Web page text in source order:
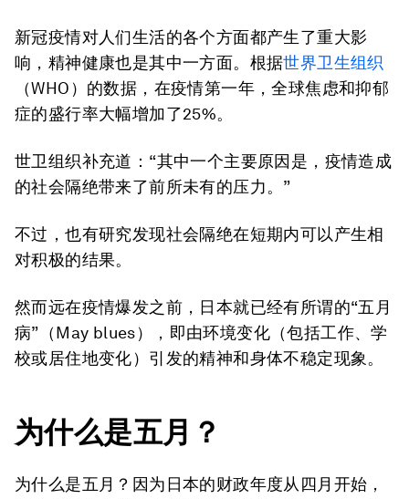
新冠疫情对人们生活的各个方面都产生了重大影
响，精神健康也是其中一方面。根据世界卫生组织
（WHO）的数据，在疫情第一年，全球焦虑和抑郁
症的盛行率大幅增加了25%。
世卫组织补充道：“其中一个主要原因是，疫情造成
的社会隔绝带来了前所未有的压力。”
不过，也有研究发现社会隔绝在短期内可以产生相
对积极的结果。
然而远在疫情爆发之前，日本就已经有所谓的“五月
病”（May blues），即由环境变化（包括工作、学
校或居住地变化）引发的精神和身体不稳定现象。
为什么是五月？
为什么是五月？因为日本的财政年度从四月开始，